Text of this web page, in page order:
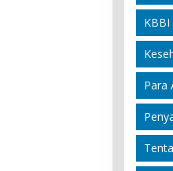
KBBI
Para